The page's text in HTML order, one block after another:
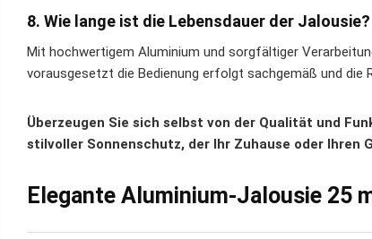
8. Wie lange ist die Lebensdauer der Jalousie?
Mit hochwertigem Aluminium und sorgfältiger
vorausgesetzt die Bedienung erfolgt sachgemäß und die
Überzeugen Sie sich selbst von der Qualität und
stilvoller Sonnenschutz, der Ihr Zuhause oder Ihren
Elegante Aluminium-Jalousie 25